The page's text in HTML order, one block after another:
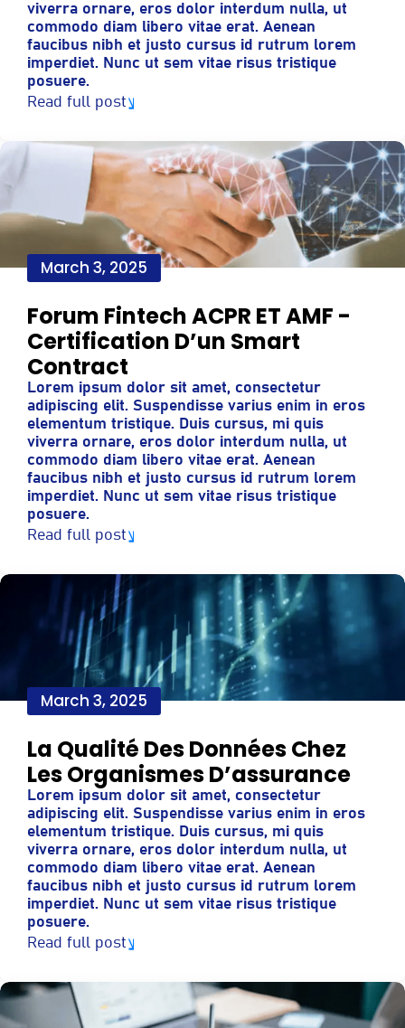
viverra ornare, eros dolor interdum nulla, ut
commodo diam libero vitae erat. Aenean
faucibus nibh et justo cursus id rutrum lorem
imperdiet. Nunc ut sem vitae risus tristique
posuere.
Read full post
March 3, 2025
Forum Fintech ACPR ET AMF -
Certification D’un Smart
Contract
Lorem ipsum dolor sit amet, consectetur
adipiscing elit. Suspendisse varius enim in eros
elementum tristique. Duis cursus, mi quis
viverra ornare, eros dolor interdum nulla, ut
commodo diam libero vitae erat. Aenean
faucibus nibh et justo cursus id rutrum lorem
imperdiet. Nunc ut sem vitae risus tristique
posuere.
Read full post
March 3, 2025
La Qualité Des Données Chez
Les Organismes D’assurance
Lorem ipsum dolor sit amet, consectetur
adipiscing elit. Suspendisse varius enim in eros
elementum tristique. Duis cursus, mi quis
viverra ornare, eros dolor interdum nulla, ut
commodo diam libero vitae erat. Aenean
faucibus nibh et justo cursus id rutrum lorem
imperdiet. Nunc ut sem vitae risus tristique
posuere.
Read full post